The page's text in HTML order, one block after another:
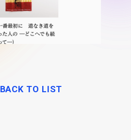
BACK TO LIST